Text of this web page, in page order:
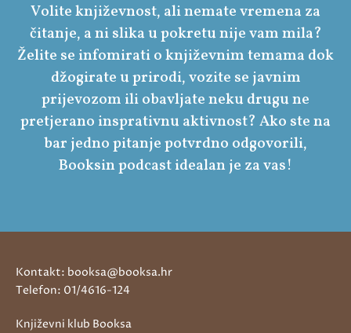
Volite književnost, ali nemate vremena za
čitanje, a ni slika u pokretu nije vam mila?
Želite se infomirati o književnim temama dok
džogirate u prirodi, vozite se javnim
prijevozom ili obavljate neku drugu ne
pretjerano insprativnu aktivnost? Ako ste na
bar jedno pitanje potvrdno odgovorili,
Booksin podcast idealan je za vas!
Kontakt: booksa@booksa.hr
Telefon: 01/4616-124
Književni klub Booksa